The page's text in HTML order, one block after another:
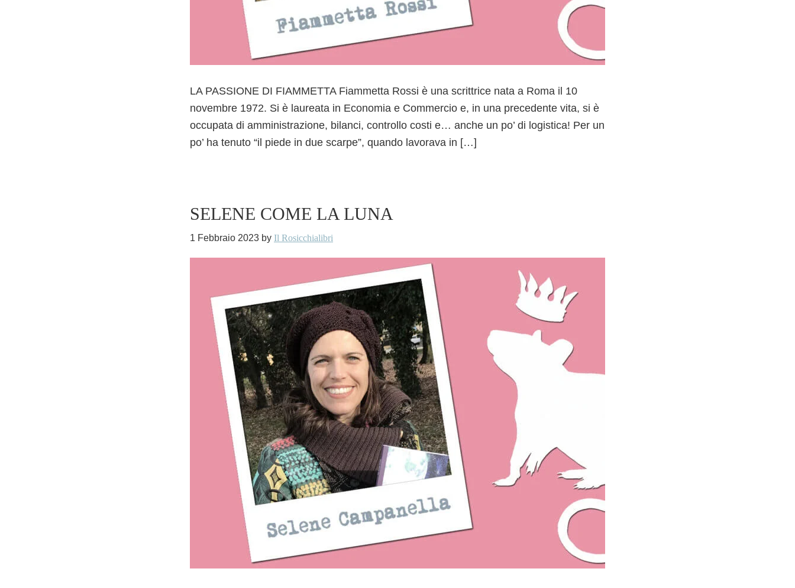
LA PASSIONE DI FIAMMETTA Fiammetta Rossi è una scrittrice nata a Roma il 10
novembre 1972. Si è laureata in Economia e Commercio e, in una precedente vita, si è
occupata di amministrazione, bilanci, controllo costi e… anche un po’ di logistica! Per un
po’ ha tenuto “il piede in due scarpe”, quando lavorava in […]
SELENE COME LA LUNA
1 Febbraio 2023 by Il Rosicchialibri